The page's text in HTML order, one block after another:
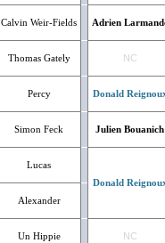
Calvin Weir-Fields Adrien
Thomas Gately NC
Percy Donald
Simon Feck Julien Bouanich
Lucas
Donald
Alexander
Un Hippie NC